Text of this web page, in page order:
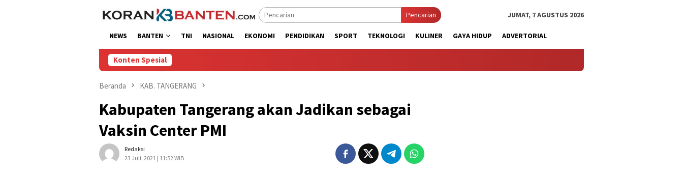
Pencarian JUMAT, 7 AGUSTUS 2026
NEWS BANTEN TNI NASIONAL EKONOMI PENDIDIKAN SPORT TEKNOLOGI KULINER GAYA HIDUP ADVERTORIAL
Konten Spesial
Beranda KAB. TANGERANG
Kabupaten Tangerang akan Jadikan sebagai
Vaksin Center PMI
Redaksi
23 Juli, 2021 | 11:52 WIB